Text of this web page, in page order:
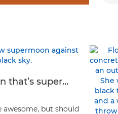
that’s super…
awesome, but should